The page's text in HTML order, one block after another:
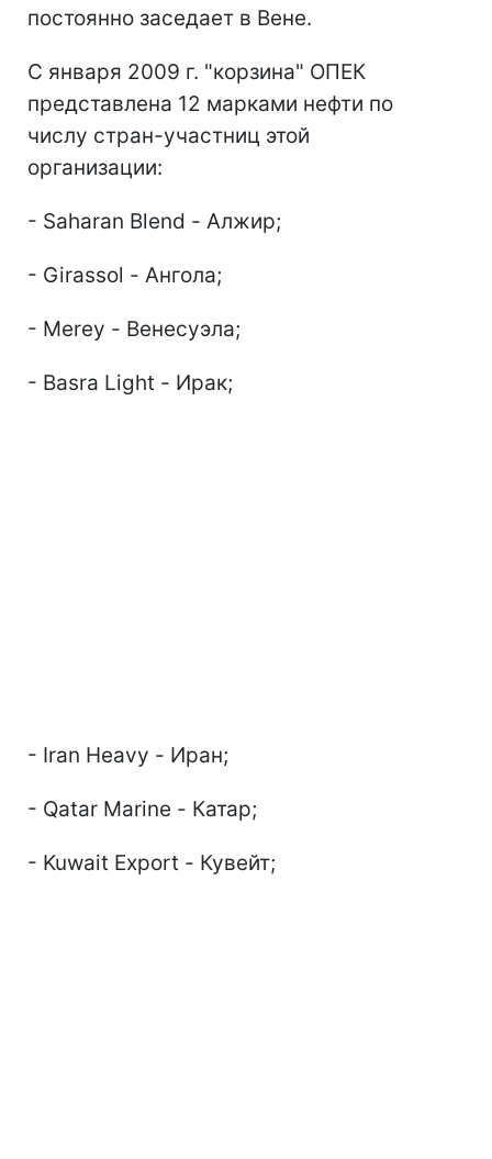
постоянно заседает в Вене.
С января 2009 г. "корзина" ОПЕК
представлена 12 марками нефти по
числу стран-участниц этой
организации:
- Saharan Blend - Алжир;
- Girassol - Ангола;
- Merey - Венесуэла;
- Basra Light - Ирак;
- Iran Heavy - Иран;
- Qatar Marine - Катар;
- Kuwait Export - Кувейт;